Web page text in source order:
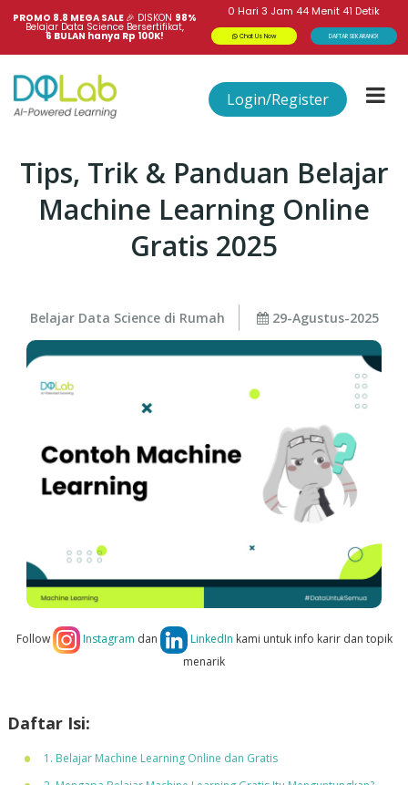
PROMO 8.8 MEGA SALE 🎉 DISKON 98%
Belajar Data Science Bersertifikat,
6 BULAN hanya Rp 100K!
0 Hari 3 Jam 44 Menit 41 Detik
Chat Us Now DAFTAR SEKARANG!
Login/Register
Tips, Trik & Panduan Belajar
Machine Learning Online
Gratis 2025
Belajar Data Science di Rumah 29-Agustus-2025
Follow Instagram dan LinkedIn kami untuk info karir dan topik
menarik
Daftar Isi:
1. Belajar Machine Learning Online dan Gratis